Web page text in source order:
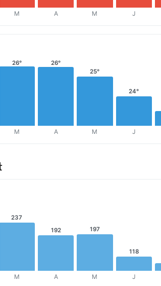
M A M J
26°
M
26°
A
25°
M
24°
J
237
M
192
A
197
M
118
J